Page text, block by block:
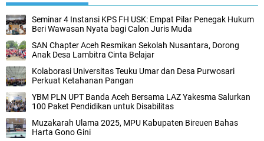
Seminar 4 Instansi KPS FH USK: Empat Pilar Penegak Hukum
Beri Wawasan Nyata bagi Calon Juris Muda
SAN Chapter Aceh Resmikan Sekolah Nusantara, Dorong
Anak Desa Lambitra Cinta Belajar
Kolaborasi Universitas Teuku Umar dan Desa Purwosari
Perkuat Ketahanan Pangan
YBM PLN UPT Banda Aceh Bersama LAZ Yakesma Salurkan
100 Paket Pendidikan untuk Disabilitas
Muzakarah Ulama 2025, MPU Kabupaten Bireuen Bahas
Harta Gono Gini